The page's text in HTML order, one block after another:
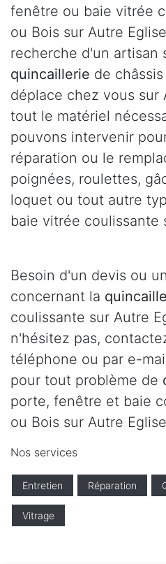
fenêtre ou baie vitrée
ou Bois sur Autre
recherche d'un artisan
quincaillerie de
déplace chez vous sur
tout le matériel
pouvons intervenir
réparation ou le
poignées, roulettes,
loquet ou tout autre
baie vitrée coulissante
Besoin d'un devis ou
concernant la
coulissante sur Autre
n'hésitez pas,
téléphone ou par e-
pour tout problème de
porte, fenêtre et baie
ou Bois sur Autre
Nos services
Entretien Réparation
Vitrage